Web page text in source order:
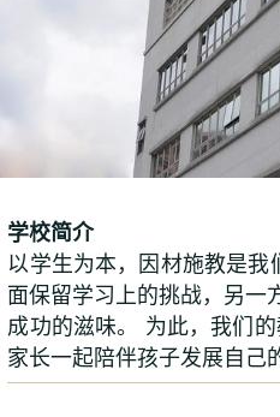
学校简介
以学生为本，因材施教是
面保留学习上的挑战，另一
成功的滋味。 为此，我们
家长一起陪伴孩子发展自己